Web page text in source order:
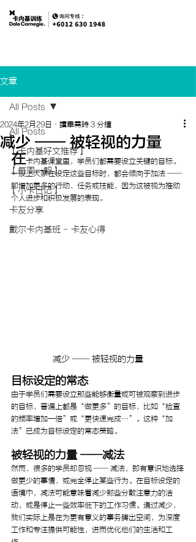
文章
All Posts
【卡内基好文推荐】
【每周一智】
【小卡日记】
卡友分享
戴尔卡内基班 - 卡友心得
All Posts
减少 —— 被轻视的力量
2024年2月29日 讀畢需時 3 分鐘
在卡内基课堂里，学员们都需要设立关键的目标。
一般上大家在设定这些目标时，都会倾向于加法 ——
即增加更多的行动、任务或技能，因为这被视为推动
个人进步和积极发展的表现。
减少 —— 被轻视的力量
目标设定的常态
由于学员们需要设立那些能够衡量或可被观察到进步
的目标，普遍上都是“做更多”的目标，比如“检查
的频率增加一倍”或“更快速完成…”。这种“加
法”已成为目标设定的常态策略。
被轻视的力量 ——减法
然而，很多的学员却忽视 —— 减法，即有意识地选择
做更少的事情，或完全停止某些行为。在目标设定的
语境中，减法可能意味着减少那些分散注意力的活
动，或是停止一些效率低下的工作习惯。通过减少，
我们实际上是在为更有意义的事务腾出空间，为深度
工作和专注提供可能性，进而优化他们的生活和工